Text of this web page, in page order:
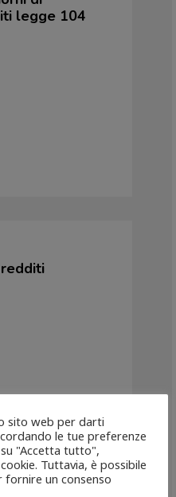
legge 104
sito web per darti
le tue preferenze
"Accetta tutto",
Tuttavia, è possibile
fornire un consenso